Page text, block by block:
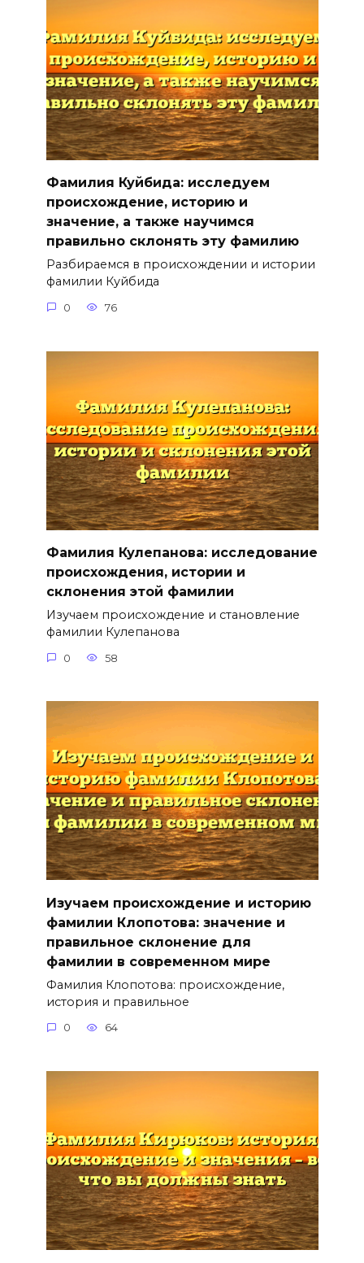
Фамилия Куйбида: исследуем
происхождение, историю и
значение, а также научимся
правильно склонять эту фамилию
Разбираемся в происхождении и истории
фамилии Куйбида
0 76
Фамилия Кулепанова: исследование
происхождения, истории и
склонения этой фамилии
Изучаем происхождение и становление
фамилии Кулепанова
0 58
Изучаем происхождение и историю
фамилии Клопотова: значение и
правильное склонение для
фамилии в современном мире
Фамилия Клопотова: происхождение,
история и правильное
0 64